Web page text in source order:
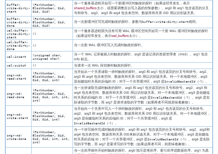
buffer-
write-dirty-
start
(ForkNumber,
BlockNumber, Oid,
Oid, Oid)
当一个服务器进程开始写一个脏缓冲区时触发的探针（如果这经常发生，表示
shared_buffers太小，或需要调整后台写入器的控制参数）。arg0 和 arg1 包含该页的分叉
号和块号。arg2、arg3 和 arg4 包含表空间、数据库和关系 OID 用以识别该关系。
buffer-
write-dirty-
done
(ForkNumber,
BlockNumber, Oid,
Oid, Oid)
当一次脏缓冲区写完成时触发的探针。参数与buffer-write-dirty-start相同。
wal-buffer-
write-dirty-
start
()
当一个服务器进程因为没有可用 WAL 缓冲区空间开始写一个脏 WAL 缓冲区时触发的探针
（如果这经常发生，表示wal_buffers太小）。
wal-buffer-
write-dirty-
done
() 当一次脏 WAL 缓冲区写入完成时触发的探针。
wal-insert
(unsigned char,
unsigned char)
当一个 WAL 记录被插入时触发的探针。arg0 是该记录的资源管理者（rmid）。arg1 包含
info 标志。
wal-switch () 当请求一次 WAL 段切换时触发的探针。
smgr-md-
read-start
(ForkNumber,
BlockNumber, Oid,
Oid, Oid, int)
当开始从一个关系读取一块时触发的探针。arg0 和 arg1 包含该页的分叉号和块号。arg2、
arg3 和 arg4 包含表空间、数据库和关系 OID 用以识别该关系。对一个本地缓冲区，arg5
是创建临时关系的后端的 ID；对于一个共享缓冲区，arg5 是InvalidBackendId （-1）。
smgr-md-
read-done
(ForkNumber,
BlockNumber, Oid,
Oid, Oid, int, int,
int)
当一次块读取完成时触发的探针。arg0 和 arg1 包含该页的分叉号和块号。arg2、arg3 和
arg4 包含表空间、数据库和关系 OID 用以识别该关系。对一个本地缓冲区，arg5 是创建临
时关系的后端的 ID；对于一个共享缓冲区，arg5 是InvalidBackendId
（-1）。arg6 是实
际读取的字节数，而 arg7 是请求读取的字节数（如果两者不同就意味着麻烦）。
smgr-md-
write-start
(ForkNumber,
BlockNumber, Oid,
Oid, Oid, int)
当开始向一个关系中写入一个块时触发的探针。arg0 和 arg1 包含该页的分叉号和块号。
arg2、arg3 和 arg4 包含表空间、数据库和关系 OID 用以识别该关系。对一个本地缓冲区，
arg5 是创建临时关系的后端的 ID；对于一个共享缓冲区，arg5 是
InvalidBackendId （-1）。
smgr-md-
write-done
(ForkNumber,
BlockNumber, Oid,
Oid, Oid, int, int,
int)
当一个块写操作完成时触发的探针。arg0 和 arg1 包含该页的分叉号和块号。arg2、arg3和
arg4 包含表空间、数据库和关系 OID来标识该关系。对于一个本地缓冲区，arg5 是创建临
时关系的后端 ID；对于一个共享缓冲区，arg5 是InvalidBackendId
（-1）。arg6 是实际
写的字节数，而 arg7 是要求写的字节数（如果这两者不同，则意味着麻烦）。
当一次排序操作开始时触发的探针。arg0 指示是堆排序、索引排序或数据排序。arg1 为真